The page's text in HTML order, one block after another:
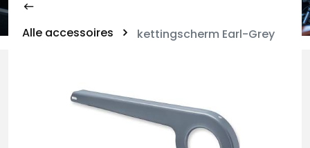
Alle accessoires kettingscherm Earl-Grey